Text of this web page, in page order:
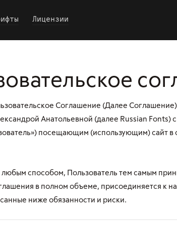
Лицензии
Соглашение (Далее
Анатольевной (далее Russian Fonts)
посещающим (использующим) сайт в
любым способом, Пользователь тем самым
в полном объеме, присоединяется к
ниже обязанности и риски.